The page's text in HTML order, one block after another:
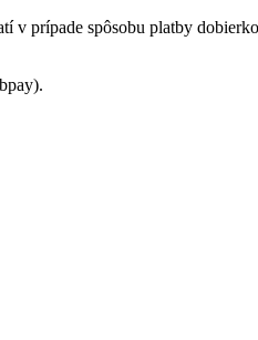
v prípade spôsobu platby